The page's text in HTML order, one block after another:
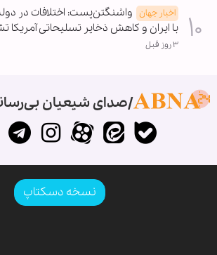
اخبار جهان واشنگتن‌پست: اختلافات در
با ایران و کاهش ذخایر تسلیحاتی
۳ روز قبل
صدای شیعیان
نسخه دسکتاپ